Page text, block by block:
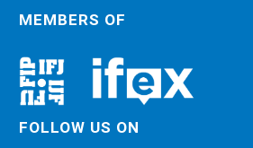
MEMBERS OF
FOLLOW US ON